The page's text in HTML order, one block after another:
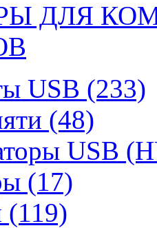
ДЛЯ
USB (233)
(48)
USB
(17)
(119)